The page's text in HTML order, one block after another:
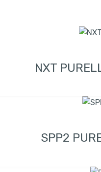
NXT
SPP2